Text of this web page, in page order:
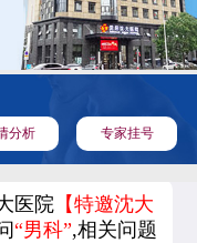
分析 专家挂号
医院 【特邀沈大
“男科”,相关问题